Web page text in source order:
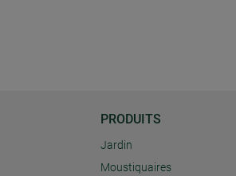
PRODUITS
Jardin
Moustiquaires